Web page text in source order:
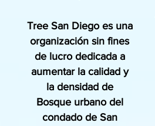
Tree San Diego es una
organización sin fines
de lucro dedicada a
aumentar la calidad y
la densidad de
Bosque urbano del
condado de San